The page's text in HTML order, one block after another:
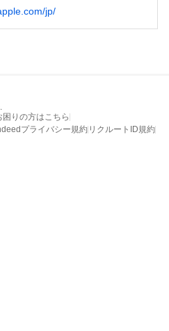
jp/
困りの方はこちら
プライバシー規約 リクルートID規約